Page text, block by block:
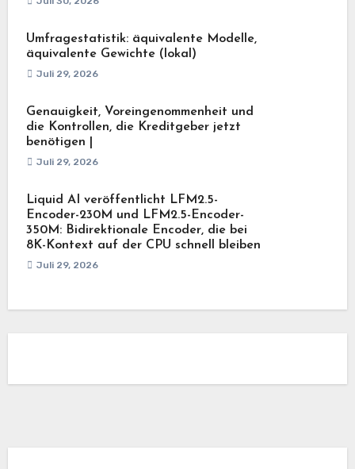
Umfragestatistik: äquivalente Modelle,
äquivalente Gewichte (lokal)
Juli 29, 2026
Genauigkeit, Voreingenommenheit und
die Kontrollen, die Kreditgeber jetzt
benötigen |
Juli 29, 2026
Liquid AI veröffentlicht LFM2.5-
Encoder-230M und LFM2.5-Encoder-
350M: Bidirektionale Encoder, die bei
8K-Kontext auf der CPU schnell bleiben
Juli 29, 2026